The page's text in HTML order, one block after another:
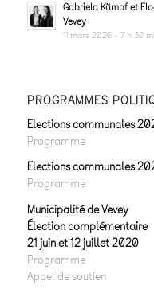
Gabriela Kämpf et
Vevey
11 mars 2026 - 7 h 32
PROGRAMMES
Elections communales
Programme
Elections communales
Programme
Municipalité de Vevey
Élection complémentaire
21 juin et 12 juillet 2020
Programme
Appel de soutien